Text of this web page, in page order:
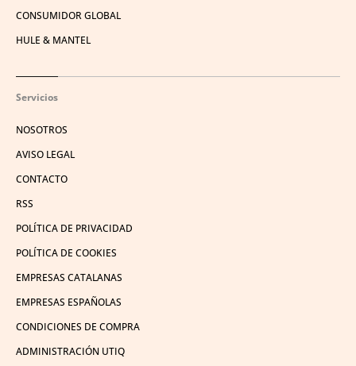
CONSUMIDOR GLOBAL
HULE & MANTEL
Servicios
NOSOTROS
AVISO LEGAL
CONTACTO
RSS
POLÍTICA DE PRIVACIDAD
POLÍTICA DE COOKIES
EMPRESAS CATALANAS
EMPRESAS ESPAÑOLAS
CONDICIONES DE COMPRA
ADMINISTRACIÓN UTIQ